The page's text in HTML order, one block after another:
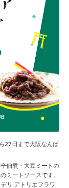
27日まで大阪なんば
佃煮・大豆ミートの
ミートソースです。
リ アトリエフラワ